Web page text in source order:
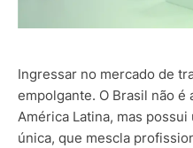
Ingressar no mercado de
empolgante. O Brasil não é
América Latina, mas
única, que mescla